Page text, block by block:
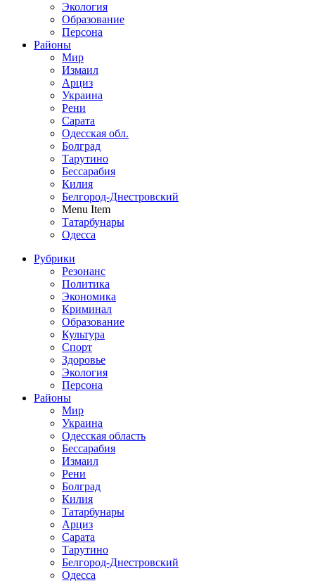
Экология
Образование
Персона
Районы
Мир
Измаил
Арциз
Украина
Рени
Сарата
Одесская обл.
Болград
Тарутино
Бессарабия
Килия
Белгород-Днестровский
Menu Item
Татарбунары
Одесса
Рубрики
Резонанс
Политика
Экономика
Криминал
Образование
Культура
Спорт
Здоровье
Экология
Персона
Районы
Мир
Украина
Одесская область
Бессарабия
Измаил
Рени
Болград
Килия
Татарбунары
Арциз
Сарата
Тарутино
Белгород-Днестровский
Одесса